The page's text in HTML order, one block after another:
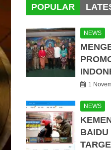
POPULAR
NEWS
1
NEWS
BAIDU